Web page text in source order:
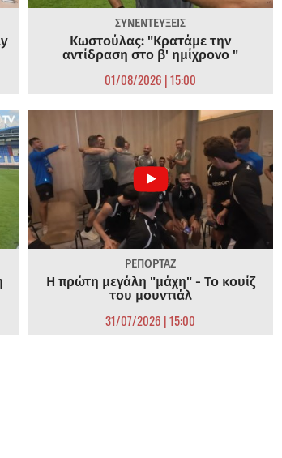
ΣΥΝΕΝΤΕΥΞΕΙΣ
Κωστούλας: "Κρατάμε την
αντίδραση στο β' ημίχρονο "
01/08/2026 | 15:00
ΡΕΠΟΡΤΑΖ
Η πρώτη μεγάλη "μάχη" - Το κουίζ
του μουντιάλ
31/07/2026 | 15:00